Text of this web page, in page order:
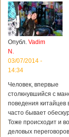
Опубл. Vadim
N.
03/07/2014 -
14:34
Человек, впервые
столкнувшийся с
поведения китайцев
часто бывает
Тоже происходит и
деловых